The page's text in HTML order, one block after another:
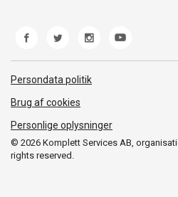
Fejl/Mangler
Fragt og levering
© 2026 Komplett Services AB,
rights reserved.
Persondata politik
Brug af cookies
Personlige oplysninger